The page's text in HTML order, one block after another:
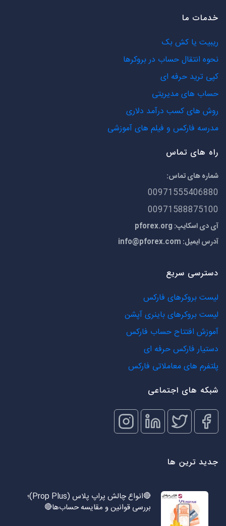
خدمات ما
ریبیت یا کش بک
نحوه انتقال حساب در بروکرها
کپی ترید حرفه ای
حساب های مدیریتی
روش های کسب درآمد دلاری
مدرسه فارکس و فیلم های آموزشی
راه های تماس
شماره های تماس:
00971555406880
00971588875100
آی دی اسکایپ: pforex.org
آدرس ایمیل: info@pforex.com
دسترسی سریع
لیست بروکرهای فارکس
لیست بروکرهای باینری آپشن
آموزش افتتاح حساب فارکس
دستیار فارکس حرفه ای
پلتفرم های معاملاتی فارکس
شبکه های اجتماعی
جدید ترین ها
🔴انواع چالش پراپ پلاس (Prop Plus)؛
بررسی قوانین و مقایسه حساب‌ها🔴